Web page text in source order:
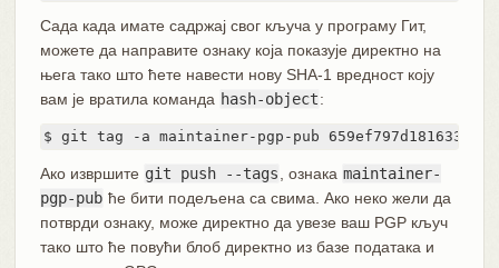
Сада када имате садржај свог кључа у програму Гит,
можете да направите ознаку која показује директно на
њега тако што ћете навести нову SHA-1 вредност коју
вам је вратила команда hash-object:
$ git tag -a maintainer-pgp-pub
Ако извршите git push --tags, ознака maintainer-
pgp-pub ће бити подељена са свима. Ако неко жели да
потврди ознаку, може директно да увезе ваш PGP кључ
тако што ће повући блоб директно из базе података и